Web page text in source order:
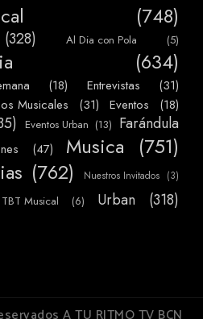
(748)
(328) Al Dia con Pola (5)
(634)
(18) Entrevistas (31)
Musicales (31) Eventos (18)
Eventos Urban (13) Farándula
(47) Musica (751)
(762) Nuestros Invitados (3)
TBT Musical (6) Urban (318)